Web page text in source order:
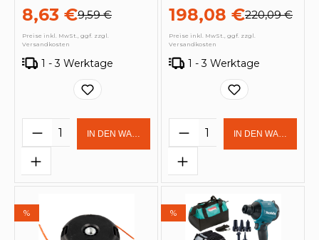
8,63 €9,59 €
Preise inkl. MwSt., ggf. zzgl.
Versandkosten
1 - 3 Werktage
Produkt Anzahl: Gib den
IN DEN WARENKORB
198,08 €220,09 €
Preise inkl. MwSt., ggf. zzgl.
Versandkosten
1 - 3 Werktage
Produkt Anzahl:
IN DEN
% %